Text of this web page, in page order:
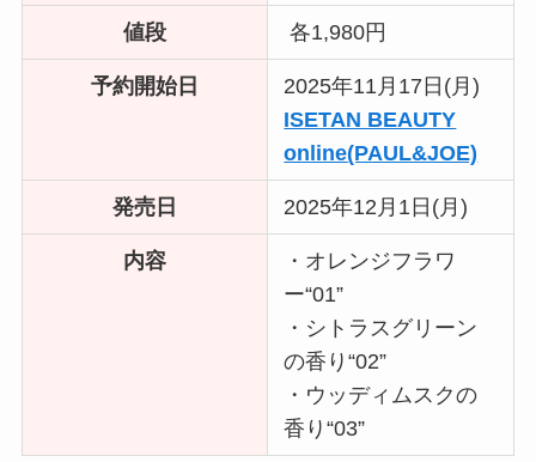
値段 各1,980円
予約開始日
2025年11月17日(月)
ISETAN BEAUTY
online(PAUL&JOE)
発売日 2025年12月1日(月)
内容
・オレンジフラワ
ー“01”
・シトラスグリーン
の香り“02”
・ウッディムスクの
香り“03”